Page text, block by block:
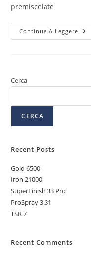
premiscelate
Continua A Leggere
Cerca
CERCA
Recent Posts
Gold 6500
Iron 21000
SuperFinish 33 Pro
ProSpray 3.31
TSR 7
Recent Comments